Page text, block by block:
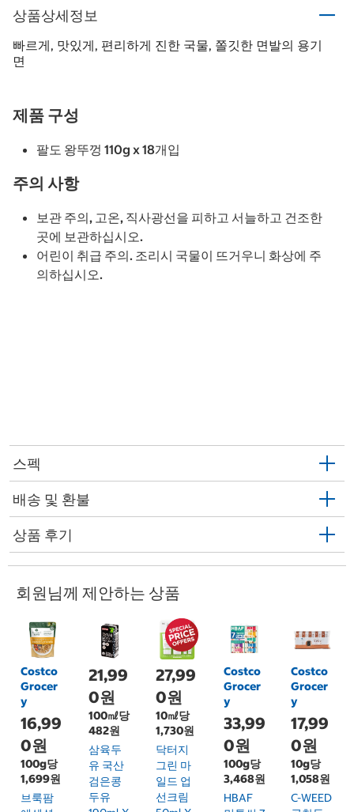
상품상세정보
빠르게, 맛있게, 편리하게 진한 국물, 쫄깃한 면발의 용기
면
제품 구성
팔도 왕뚜껑 110g x 18개입
주의 사항
보관 주의, 고온, 직사광선을 피하고 서늘하고 건조한
곳에 보관하십시오.
어린이 취급 주의. 조리시 국물이 뜨거우니 화상에 주
의하십시오.
스펙
배송 및 환불
상품 후기
회원님께 제안하는 상품
Costco
Grocer
y
16,99
0원
100g당
1,699원
브룩팜
21,99
0원
100㎖당
482원
삼육두
유 국산
검은콩
두유
27,99
0원
10㎖당
1,730원
닥터지
그린 마
일드 업
선크림
Costco
Grocer
y
33,99
0원
100g당
3,468원
HBAF
Costco
Grocer
y
17,99
0원
10g당
1,058원
C-WEED